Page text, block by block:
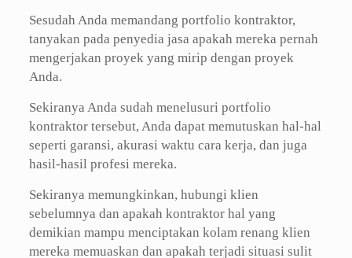
Sesudah Anda memandang portfolio kontraktor,
tanyakan pada penyedia jasa apakah mereka pernah
mengerjakan proyek yang mirip dengan proyek
Anda.
Sekiranya Anda sudah menelusuri portfolio
kontraktor tersebut, Anda dapat memutuskan hal-hal
seperti garansi, akurasi waktu cara kerja, dan juga
hasil-hasil profesi mereka.
Sekiranya memungkinkan, hubungi klien
sebelumnya dan apakah kontraktor hal yang
demikian mampu menciptakan kolam renang klien
mereka memuaskan dan apakah terjadi situasi sulit